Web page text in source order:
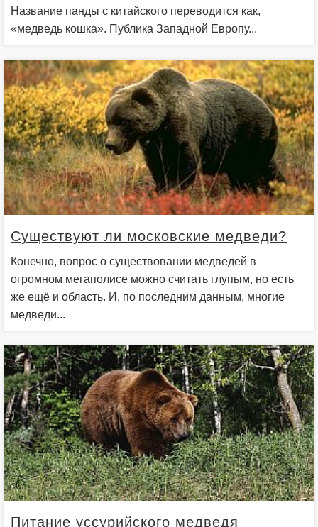
Название панды с китайского переводится как,
«медведь кошка». Публика Западной Европу...
Существуют ли московские медведи?
Конечно, вопрос о существовании медведей в
огромном мегаполисе можно считать глупым, но есть
же ещё и область. И, по последним данным, многие
медведи...
Питание уссурийского медведя